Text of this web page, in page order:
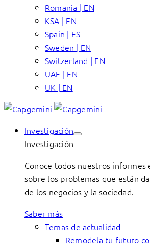
Romania | EN
KSA | EN
Spain | ES
Sweden | EN
Switzerland | EN
UAE | EN
UK | EN
Investigación
Investigación
Conoce todos nuestros informes
sobre los problemas que están
de los negocios y la sociedad.
Saber más
Temas de actualidad
Remodela tu futuro